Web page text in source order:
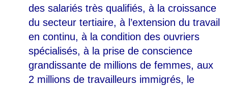
des salariés très qualifiés, à la croissance
du secteur tertiaire, à l’extension du travail
en continu, à la condition des ouvriers
spécialisés, à la prise de conscience
grandissante de millions de femmes, aux
2 millions de travailleurs immigrés, le